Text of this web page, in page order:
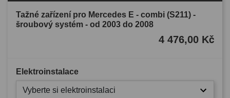
Tažné zařízení pro Mercedes E - combi (S211) -
šroubový systém - od 2003 do 2008
4 476,00 Kč
Elektroinstalace
Vyberte si elektroinstalaci